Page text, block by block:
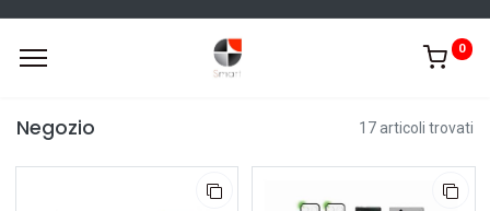
0
Negozio 17 articoli trovati